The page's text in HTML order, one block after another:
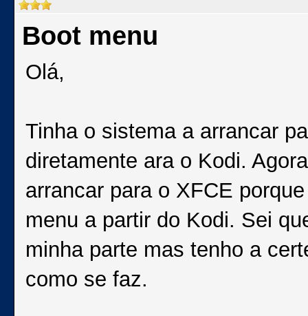
Boot menu
Olá,
Tinha o sistema a arrancar
diretamente ara o Kodi.
arrancar para o XFCE
menu a partir do Kodi. Sei
minha parte mas tenho a
como se faz.